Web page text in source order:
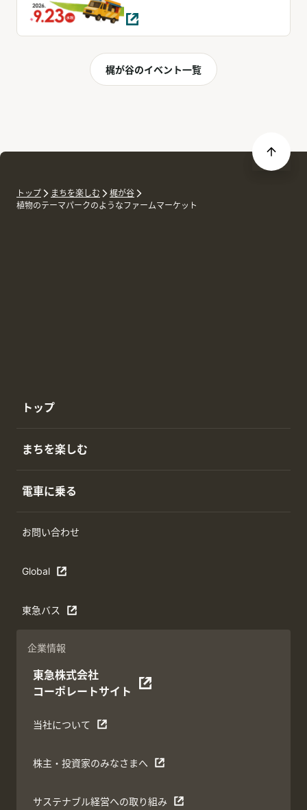
梶が谷のイベント一覧
トップ まちを楽しむ
梶が谷
植物のテーマパークのようなファームマーケット
トップ
まちを楽しむ
電車に乗る
お問い合わせ
Global
東急バス
企業情報
東急株式会社
コーポレートサイト
当社について
株主・投資家のみなさまへ
サステナブル経営への取り組み